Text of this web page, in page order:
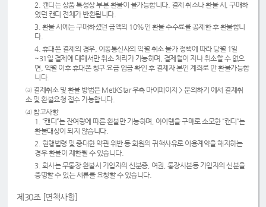
2. 캔디는 상품 특성상 부분 환불이 불가능합니다. 결제 취소나 환불 시, 구매하
였던 캔디 전체가 반환됩니다.
3. 환불 시에는 구매하셨던 금액의 10%인 환불 수수료를 공제한 후 환불합니
다.
4. 휴대폰 결제의 경우, 이동통신사의 익월 취소 불가 정책에 따라 당월 1일
~31일 결제에 대해서만 취소 처리가 가능하며, 결제월이 지나 취소할 수 없으
면, 익월 이후 휴대폰 청구 요금 입금 확인 후 결제자 본인 계좌로 만 환불가능합
니다.
③ 결제취소 및 환불 방법은 MetKStar 우측 마이페이지 > 문의하기 에서 결제취
소 및 환불요청 접수 가능합니다.
④ 참고사항
1. “캔디“는 잔여량에 따른 환불만 가능하며, 아이템을 구매로 소모한 “캔디“는
환불대상이 되지 않습니다.
2. 현행법령 및 중대한 약관 위반 등 회원의 귀책사유로 이용계약을 해지하는
경우 환불이 제한될 수 있습니다.
3. 회사는 무통장 환불시 가입자의 신분증, 여권, 통장사본등 가입자의 신분을
증명할 수 있는 서류를 요청할 수 있습니다.
제30조 [면책사항]